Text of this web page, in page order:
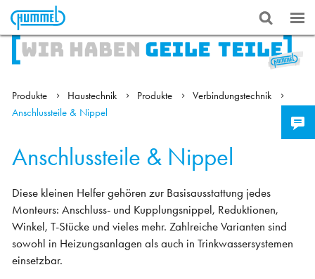
Produkte Haustechnik Produkte
Verbindungstechnik
Anschlussteile & Nippel
Anschlussteile & Nippel
Diese kleinen Helfer gehören zur Basisausstattung jedes
Monteurs: Anschluss- und Kupplungsnippel, Reduktionen,
Winkel, T-Stücke und vieles mehr. Zahlreiche Varianten sind
sowohl in Heizungsanlagen als auch in Trinkwassersystemen
einsetzbar.